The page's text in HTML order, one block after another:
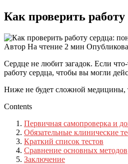
Как проверить
Автор На чтение 2 мин
Сердце не любит загадок. Если
работу сердца, чтобы вы могли
Ниже не будет сложной медицины,
Contents
Первичная самопроверка и
Обязательные клинические
Краткий список тестов
Сравнение основных методов
Заключение